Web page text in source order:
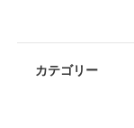
カテゴリー